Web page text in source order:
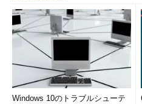
Windows 10のトラブルシューテ